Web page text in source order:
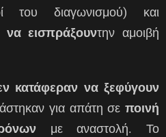
του διαγωνισμού) και
να εισπράξουντην αμοιβή
κατάφεραν να ξεφύγουν
για απάτη σεποινή
με αναστολή. Το